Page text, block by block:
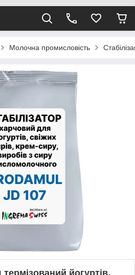
Молочна промисловість
йогуртів,